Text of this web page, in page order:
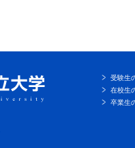
受験生
在校生
卒業生